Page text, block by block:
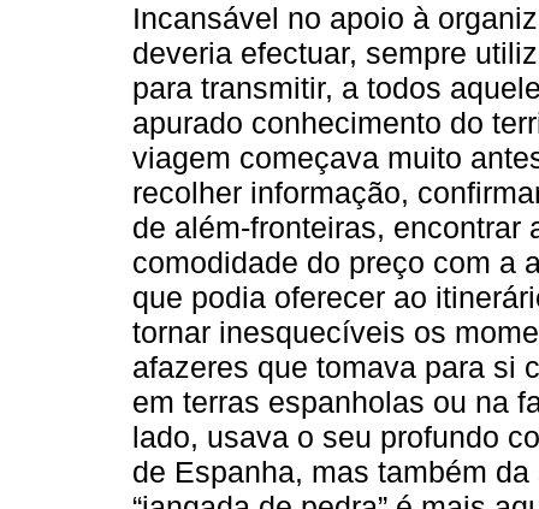
Incansável no apoio à
deveria efectuar, sempre
para transmitir, a todos
apurado conhecimento do
viagem começava muito
recolher informação,
de além-fronteiras, encontrar
comodidade do preço com a
que podia oferecer ao
tornar inesquecíveis os
afazeres que tomava para si
em terras espa­nholas ou na
lado, usava o seu profundo
de Espanha, mas também